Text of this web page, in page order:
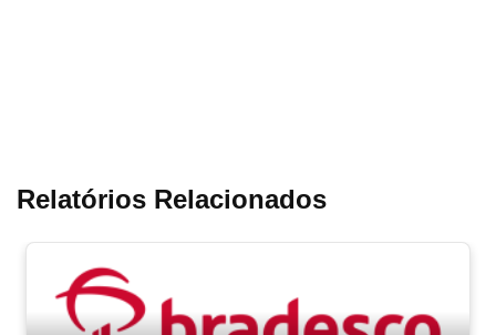
Relatórios Relacionados